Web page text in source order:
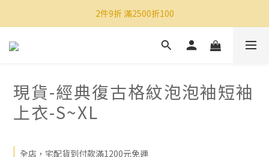
2件9折 滿2500折100
現貨-經典復古格紋泡泡袖短袖
上衣-S~XL
全店，宅配貨到付款滿1200元免運